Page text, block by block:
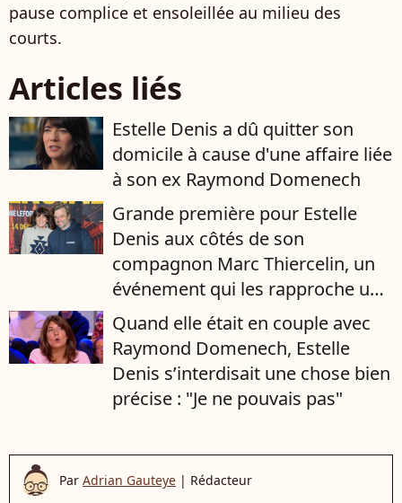
pause complice et ensoleillée au milieu des
courts.
Articles liés
Estelle Denis a dû quitter son
domicile à cause d'une affaire liée
à son ex Raymond Domenech
Grande première pour Estelle
Denis aux côtés de son
compagnon Marc Thiercelin, un
événement qui les rapproche un
peu plus
Quand elle était en couple avec
Raymond Domenech, Estelle
Denis s’interdisait une chose bien
précise : "Je ne pouvais pas"
Par Adrian Gauteye | Rédacteur